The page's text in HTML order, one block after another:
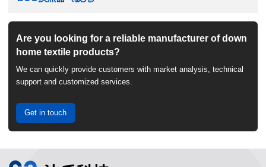
Are you looking for a reliable manufacturer of down
home textile products?
We can quickly provide customers with market analysis, technical
support and customized services.
Get in touch